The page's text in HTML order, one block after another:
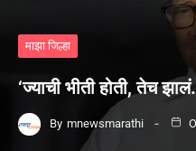
माझा जिल्हा
‘ज्याची भीती होती, तेच
By mnewsmarathi